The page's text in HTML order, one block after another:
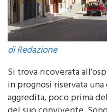
di Redazione
Si trova ricoverata
in prognosi riservata